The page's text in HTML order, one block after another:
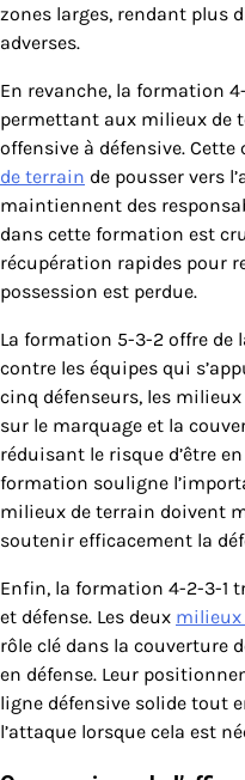
zones larges, rendant plus
adverses.
En revanche, la formation
permettant aux milieux de
offensive à défensive.
de terrain de pousser vers
maintiennent des
dans cette formation est
récupération rapides pour
possession est perdue.
La formation 5-3-2 offre
contre les équipes qui
cinq défenseurs, les
sur le marquage et la
réduisant le risque d’être
formation souligne
milieux de terrain doivent
soutenir efficacement la
Enfin, la formation 4-2-3-1
et défense. Les deux milieux
rôle clé dans la couverture
en défense. Leur
ligne défensive solide tout
l’attaque lorsque cela est